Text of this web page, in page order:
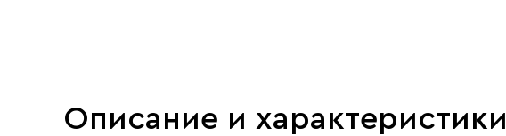
Описание и характеристики